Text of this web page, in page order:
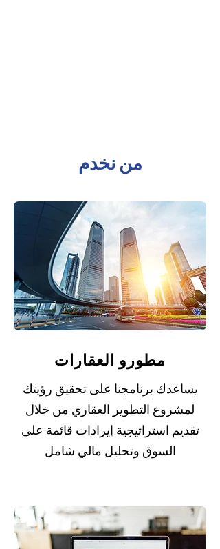
من نخدم
مطورو العقارات
يساعدك برنامجنا على تحقيق رؤيتك
لمشروع التطوير العقاري من خلال
تقديم استراتيجية إيرادات قائمة على
السوق وتحليل مالي شامل